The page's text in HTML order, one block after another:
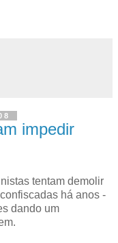
impedir
tentam demolir
há anos -
dando um